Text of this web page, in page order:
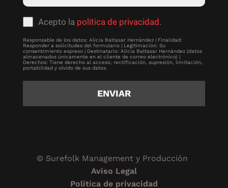
Acepto la política de privacidad .
Responsable de los datos: Alicia Baltasar Hernández | Finalidad:
Responder a solicitudes del formulario | Legitimación: Su
consentimiento expreso | Destinatario: Alicia Baltasar Hernández (datos
almacenados únicamente en el cliente de correo electrónico) |
Derechos: Tiene derecho al acceso, rectificación, supresión, limitación,
portabilidad y olvido de sus datos.
ENVIAR
© Surefolk Management y Producción
Aviso Legal
Politica de privacidad